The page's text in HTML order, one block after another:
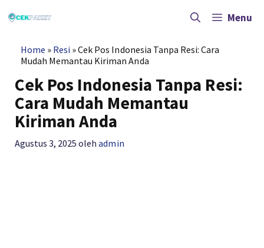
ke
Menu
Home » Resi »Cek Pos Indonesia Tanpa Resi: Cara
Mudah Memantau Kiriman Anda
Cek Pos Indonesia Tanpa Resi:
Cara Mudah Memantau
Kiriman Anda
Agustus 3, 2025 olehadmin